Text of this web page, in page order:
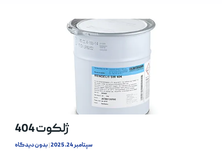
ژلکوت 404
سپتامبر 24, 2025 بدون دیدگاه